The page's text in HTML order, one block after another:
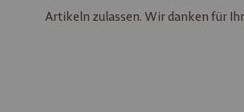
Artikeln zulassen. Wir danken für